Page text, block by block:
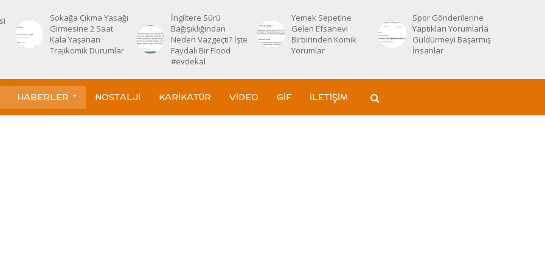
Sokağa Çıkma Yasağı
Girmesine 2 Saat
Kala Yaşanan
Trajikomik Durumlar
İngiltere Sürü
Bağışıklığından
Neden Vazgeçti? İşte
Faydalı Bir Flood
#evdekal
Yemek Sepetine
Gelen Efsanevi
Birbirinden Komik
Yorumlar
Spor Gönderilerine
Yaptıkları Yorumlarla
Güldürmeyi Başarmış
İnsanlar
HABERLER NOSTALJI KARIKATÜR VIDEO GIF İLETIŞIM